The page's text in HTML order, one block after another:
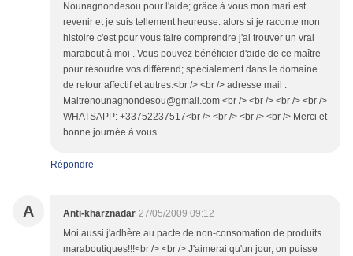
Nounagnondesou pour l'aide; grâce à vous mon mari est
revenir et je suis tellement heureuse. alors si je raconte mon
histoire c'est pour vous faire comprendre j'ai trouver un vrai
marabout à moi . Vous pouvez bénéficier d'aide de ce maître
pour résoudre vos différend; spécialement dans le domaine
de retour affectif et autres.<br /> <br /> adresse mail :
Maitrenounagnondesou@gmail.com <br /> <br /> <br /> <br />
WHATSAPP: +33752237517<br /> <br /> <br /> <br /> Merci et
bonne journée à vous.
Répondre
A Anti-kharznadar 27/05/2009 09:12
Moi aussi j'adhère au pacte de non-consomation de produits
maraboutiques!!!<br /> <br /> J'aimerai qu'un jour, on puisse